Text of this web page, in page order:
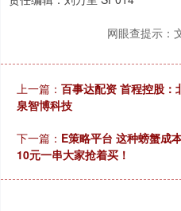
网眼查提示：
上一篇： 百事达配资 首程控股：
泉智博科技
下一篇： E策略平台 这种螃蟹成
10元一串大家抢着买！